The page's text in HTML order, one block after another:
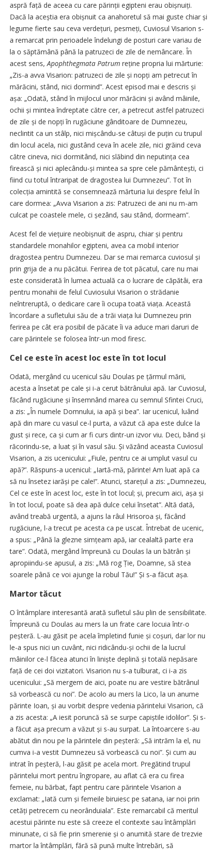
aspră față de aceea cu care părinții egipteni erau obișnuiți.
Dacă la aceștia era obișnuit ca anahoretul să mai guste chiar și
legume fierte sau ceva verdețuri, pesmeți, Cuviosul Visarion s-
a remarcat prin perioadele îndelungi de posturi care variau de
la o săptămână până la patruzeci de zile de nemâncare. În
acest sens,Apophthegmata Patrum reține propria lui mărturie:
„Zis-a avva Visarion: patruzeci de zile și nopți am petrecut în
mărăcini, stând, nici dormind”. Acest episod mai e descris și
așa: „Odată, stând în mijlocul unor mărăcini și având mâinile,
ochii și mintea îndreptate către cer, a petrecut astfel patruzeci
de zile și de nopți în rugăciune gânditoare de Dumnezeu,
neclintit ca un stâlp, nici mișcându-se câtuși de puțin cu trupul
din locul acela, nici gustând ceva în acele zile, nici grăind ceva
către cineva, nici dormitând, nici slăbind din neputința cea
firească și nici aplecându-și mintea sa spre cele pământești, ci
fiind cu totul întraripat de dragostea lui Dumnezeu”. Tot în
colecția amintită se consemnează mărturia lui despre felul în
care dormea: „Avva Visarion a zis: Patruzeci de ani nu m-am
culcat pe coastele mele, ci șezând, sau stând, dormeam”.
Acest fel de viețuire neobișnuit de aspru, chiar și pentru
standardele monahilor egipteni, avea ca mobil interior
dragostea pentru Dumnezeu. Dar se mai remarca cuviosul și
prin grija de a nu păcătui. Ferirea de tot păcatul, care nu mai
este considerată în lumea actuală ca o lucrare de căpătâi, era
pentru monahii de felul Cuviosului Visarion o strădanie
neîntreruptă, o dedicare care îi ocupa toată viața. Această
încordare a sufletului său de a trăi viața lui Dumnezeu prin
ferirea pe cât era posibil de păcate îi va aduce mari daruri de
care părintele se folosea într-un mod firesc.
Cel ce este în acest loc este în tot locul
Odată, mergând cu ucenicul său Doulas pe țărmul mării,
acesta a însetat pe cale și i-a cerut bătrânului apă. Iar Cuviosul,
făcând rugăciune și însemnând marea cu semnul Sfintei Cruci,
a zis: „În numele Domnului, ia apă și bea”. Iar ucenicul, luând
apă din mare cu vasul ce-l purta, a văzut că apa este dulce la
gust și rece, ca și cum ar fi curs dintr-un izvor viu. Deci, bând și
răcorindu-se, a luat și în vasul său. Și văzând aceasta Cuviosul
Visarion, a zis ucenicului: „Fiule, pentru ce ai umplut vasul cu
apă?”. Răspuns-a ucenicul: „Iartă-mă, părinte! Am luat apă ca
să nu însetez iarăși pe cale!”. Atunci, starețul a zis: „Dumnezeu,
Cel ce este în acest loc, este în tot locul; și, precum aici, așa și
în tot locul, poate să dea apă dulce celui însetat”. Altă dată,
având treabă urgentă, a ajuns la râul Hrisoroa și, făcând
rugăciune, l-a trecut pe acesta ca pe uscat. Întrebat de ucenic,
a spus: „Până la glezne simțeam apă, iar cealaltă parte era
tare”. Odată, mergând împreună cu Doulas la un bătrân și
apropiindu-se apusul, a zis: „Mă rog Ție, Doamne, să stea
soarele până ce voi ajunge la robul Tău!” Și s-a făcut așa.
Martor tăcut
O întâmplare interesantă arată sufletul său plin de sensibilitate.
Împreună cu Doulas au mers la un frate care locuia într-o
peșteră. L-au găsit pe acela împletind funie și coșuri, dar lor nu
le-a spus nici un cuvânt, nici ridicându-și ochii de la lucrul
mâinilor ce-l făcea atunci în liniște deplină și totală nepăsare
față de cei doi vizitatori. Visarion nu s-a tulburat, ci i-a zis
ucenicului: „Să mergem de aici, poate nu are vestire bătrânul
să vorbească cu noi”. De acolo au mers la Lico, la un anume
părinte Ioan, și au vorbit despre vedenia părintelui Visarion, că
a zis acesta: „A iesit poruncă să se surpe capiștile idolilor”. Și s-
a făcut așa precum a văzut și s-au surpat. La întoarcere s-au
abătut din nou pe la părintele din peșteră: „Să intrăm la el, nu
cumva i-a vestit Dumnezeu să vorbească cu noi”. Și cum au
intrat în peșteră, l-au găsit pe acela mort. Pregătind trupul
părintelui mort pentru îngropare, au aflat că era cu firea
femeie, nu bărbat, fapt pentru care părintele Visarion a
exclamat: „Iată cum și femeile biruiesc pe satana, iar noi prin
cetăți petrecem cu neorânduiala”. Este remarcabil că meritul
acestui părinte nu este să creeze el contexte sau întâmplări
minunate, ci să fie prin smerenie și o anumită stare de trezvie
martor la întâmplări, fără să pună multe întrebări, să